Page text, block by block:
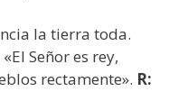
la tierra toda.
Señor es rey,
rectamente». R: